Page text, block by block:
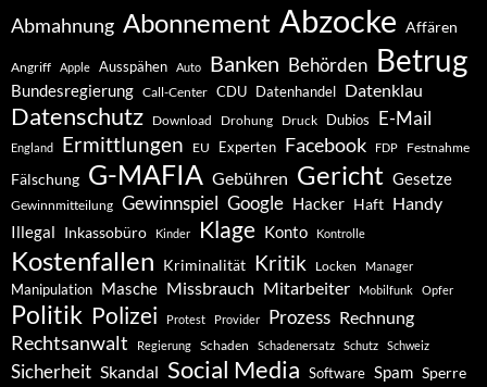
Abmahnung Abonnement Abzocke Affären
Angriff Apple Ausspähen Auto Banken Behörden Betrug
Bundesregierung Call-Center CDU Datenhandel Datenklau
Datenschutz Download Drohung Druck Dubios E-Mail
England Ermittlungen EU Experten Facebook FDP Festnahme
Fälschung G-MAFIA Gebühren Gericht Gesetze
Gewinnmitteilung Gewinnspiel Google Hacker Haft Handy
Illegal Inkassobüro Kinder Klage Konto Kontrolle
Kostenfallen Kriminalität Kritik Locken Manager
Manipulation Masche Missbrauch Mitarbeiter Mobilfunk Opfer
Politik Polizei Protest Provider Prozess Rechnung
Rechtsanwalt Regierung Schaden Schadenersatz Schutz Schweiz
Sicherheit Skandal Social Media Software Spam Sperre